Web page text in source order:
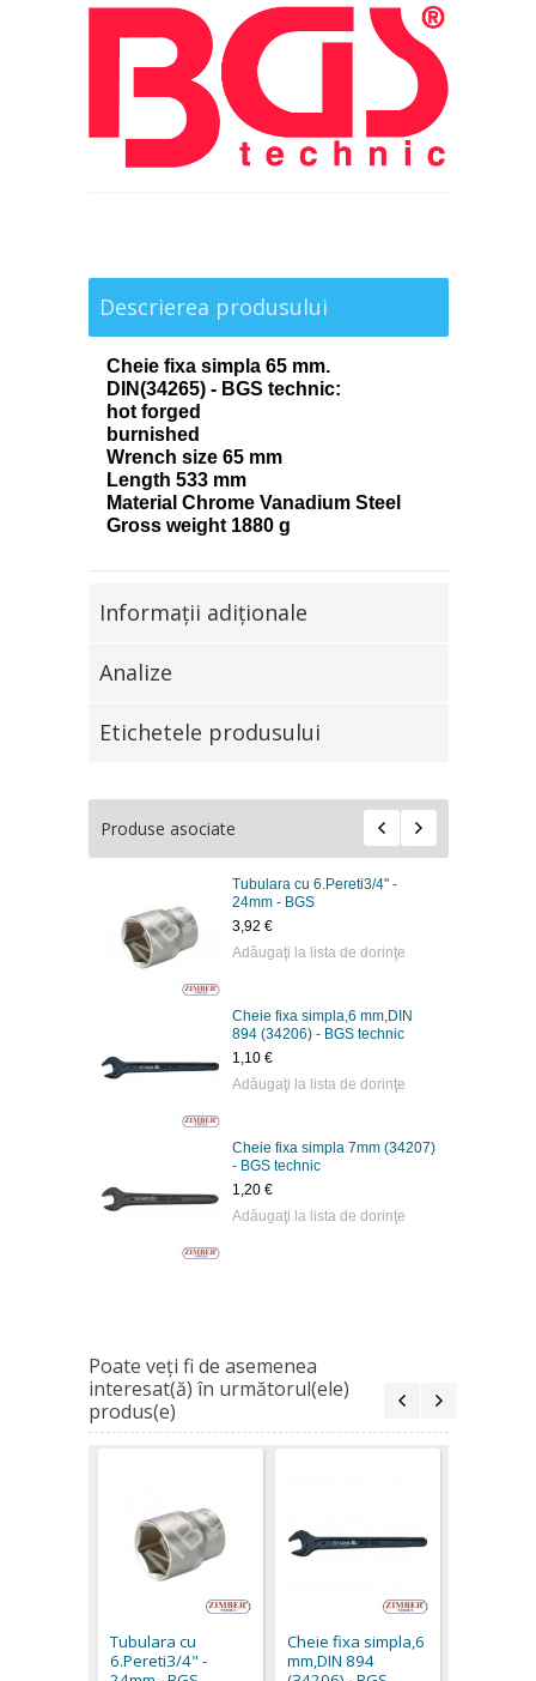
Descrierea produsului
Cheie fixa simpla 65 mm.
DIN(34265) - BGS technic:
hot forged
burnished
Wrench size 65 mm
Length 533 mm
Material Chrome Vanadium Steel
Gross weight 1880 g
Informaţii adiţionale
Analize
Etichetele produsului
Produse asociate
Tubulara cu 6.Pereti3/4" -
24mm - BGS
3,92 €
Adăugaţi la lista de dorinţe
Cheie fixa simpla,6 mm,DIN
894 (34206) - BGS technic
1,10 €
Adăugaţi la lista de dorinţe
Cheie fixa simpla 7mm (34207)
- BGS technic
1,20 €
Adăugaţi la lista de dorinţe
Poate veţi fi de asemenea
interesat(ă) în următorul(ele)
produs(e)
Tubulara cu
6.Pereti3/4" -
Cheie fixa simpla,6
mm,DIN 894